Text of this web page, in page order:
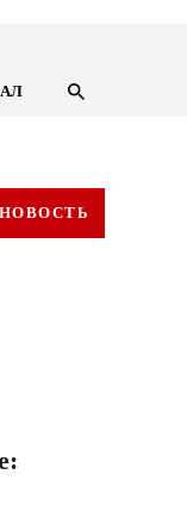
ПОРТАЛ